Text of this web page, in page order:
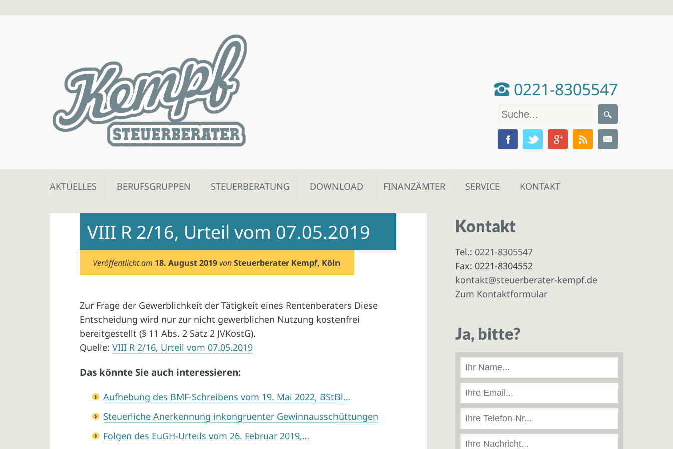
0221-8305547
Skip
AKTUELLES BERUFSGRUPPEN STEUERBERATUNG DOWNLOAD FINANZÄMTER SERVICE KONTAKT
VIII R 2/16, Urteil vom 07.05.2019
Veröffentlicht am 18. August 2019 vonSteuerberater Kempf, Köln
Zur Frage der Gewerblichkeit der Tätigkeit eines Rentenberaters Diese
Entscheidung wird nur zur nicht gewerblichen Nutzung kostenfrei
bereitgestellt (§ 11 Abs. 2 Satz 2 JVKostG).
Quelle:VIII R 2/16, Urteil vom 07.05.2019
Das könnte Sie auch interessieren:
Aufhebung des BMF-Schreibens vom 19. Mai 2022, BStBl…
Steuerliche Anerkennung inkongruenter Gewinnausschüttungen
Folgen des EuGH-Urteils vom 26. Februar 2019,…
Kontakt
Tel.: 0221-8305547
Fax: 0221-8304552
kontakt@steuerberater-kempf.de
Zum Kontaktformular
Ja, bitte?